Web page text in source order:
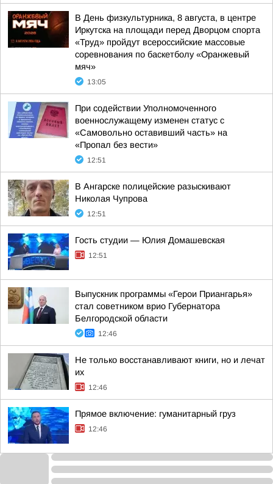
В День физкультурника, 8 августа, в центре
Иркутска на площади перед Дворцом спорта
«Труд» пройдут всероссийские массовые
соревнования по баскетболу «Оранжевый
мяч»
13:05
При содействии Уполномоченного
военнослужащему изменен статус с
«Самовольно оставивший часть» на
«Пропал без вести»
12:51
В Ангарске полицейские разыскивают
Николая Чупрова
12:51
Гость студии — Юлия Домашевская
12:51
Выпускник программы «Герои Приангарья»
стал советником врио Губернатора
Белгородской области
12:46
Не только восстанавливают книги, но и лечат
их
12:46
Прямое включение: гуманитарный груз
12:46